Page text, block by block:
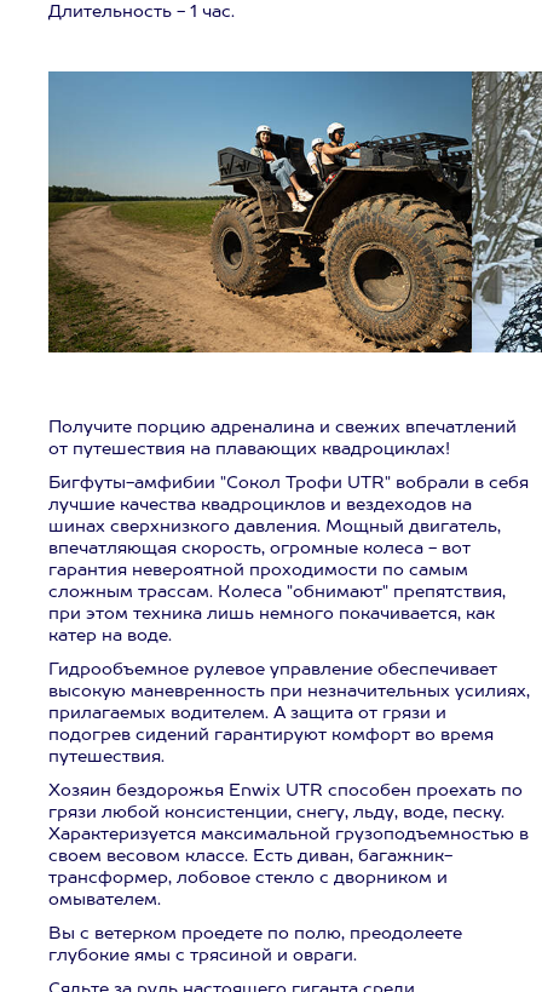
Длительность - 1 час.
Получите порцию адреналина и свежих впечатлений
от путешествия на плавающих квадроциклах!
Бигфуты-амфибии "Сокол Трофи UTR" вобрали в себя
лучшие качества квадроциклов и вездеходов на
шинах сверхнизкого давления. Мощный двигатель,
впечатляющая скорость, огромные колеса - вот
гарантия невероятной проходимости по самым
сложным трассам. Колеса "обнимают" препятствия,
при этом техника лишь немного покачивается, как
катер на воде.
Гидрообъемное рулевое управление обеспечивает
высокую маневренность при незначительных усилиях,
прилагаемых водителем. А защита от грязи и
подогрев сидений гарантируют комфорт во время
путешествия.
Хозяин бездорожья Enwix UTR способен проехать по
грязи любой консистенции, снегу, льду, воде, песку.
Характеризуется максимальной грузоподъемностью в
своем весовом классе. Есть диван, багажник-
трансформер, лобовое стекло с дворником и
омывателем.
Вы с ветерком проедете по полю, преодолеете
глубокие ямы с трясиной и овраги.